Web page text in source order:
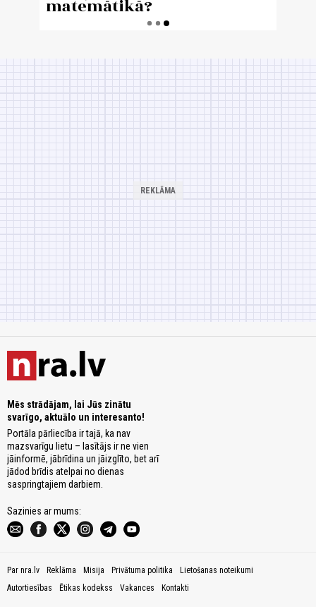
Mēs strādājam, lai Jūs zinātu
svarīgo, aktuālo un interesanto!
Portāla pārliecība ir tajā, ka nav
mazsvarīgu lietu – lasītājs ir ne vien
jāinformē, jābrīdina un jāizglīto, bet arī
jādod brīdis atelpai no dienas
saspringtajiem darbiem.
Sazinies ar mums:
Par nra.lv Reklāma Misija Privātuma politika
Lietošanas noteikumi
Autortiesības
Ētikas kodekss Vakances Kontakti